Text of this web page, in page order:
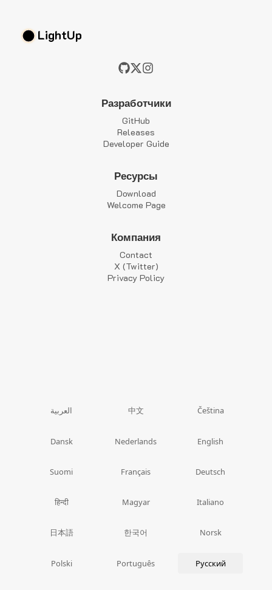
LightUp
Разработчики
GitHub
Releases
Developer Guide
Ресурсы
Download
Welcome Page
Компания
Contact
X (Twitter)
Privacy Policy
العربية 中文 Čeština
Dansk Nederlands English
Suomi Français Deutsch
हिन्दी Magyar Italiano
日本語 한국어 Norsk
Polski Português Русский